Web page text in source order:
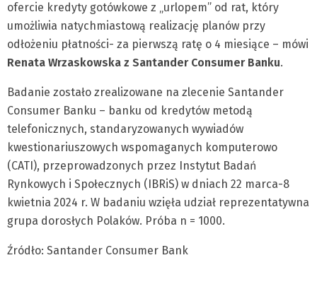
ofercie kredyty gotówkowe z „urlopem” od rat, który
umożliwia natychmiastową realizację planów przy
odłożeniu płatności- za pierwszą ratę o 4 miesiące – mówi
Renata Wrzaskowska z Santander Consumer Banku.
Badanie zostało zrealizowane na zlecenie Santander
Consumer Banku – banku od kredytów metodą
telefonicznych, standaryzowanych wywiadów
kwestionariuszowych wspomaganych komputerowo
(CATI), przeprowadzonych przez Instytut Badań
Rynkowych i Społecznych (IBRiS) w dniach 22 marca-8
kwietnia 2024 r. W badaniu wzięła udział reprezentatywna
grupa dorosłych Polaków. Próba n = 1000.
Źródło: Santander Consumer Bank